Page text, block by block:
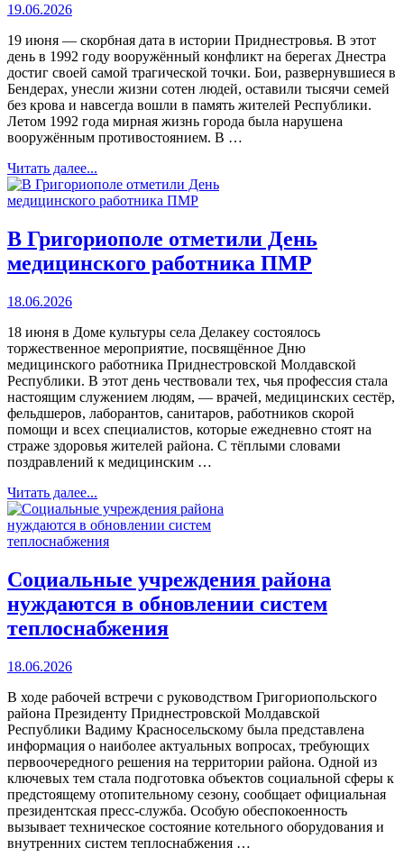
19.06.2026
19 июня — скорбная дата в истории Приднестровья. В этот
день в 1992 году вооружённый конфликт на берегах Днестра
достиг своей самой трагической точки. Бои, развернувшиеся в
Бендерах, унесли жизни сотен людей, оставили тысячи семей
без крова и навсегда вошли в память жителей Республики.
Летом 1992 года мирная жизнь города была нарушена
вооружённым противостоянием. В …
Читать далее...
В Григориополе отметили День
медицинского работника ПМР
18.06.2026
18 июня в Доме культуры села Делакеу состоялось
торжественное мероприятие, посвящённое Дню
медицинского работника Приднестровской Молдавской
Республики. В этот день чествовали тех, чья профессия стала
настоящим служением людям, — врачей, медицинских сестёр,
фельдшеров, лаборантов, санитаров, работников скорой
помощи и всех специалистов, которые ежедневно стоят на
страже здоровья жителей района. С тёплыми словами
поздравлений к медицинским …
Читать далее...
Социальные учреждения района
нуждаются в обновлении систем
теплоснабжения
18.06.2026
В ходе рабочей встречи с руководством Григориопольского
района Президенту Приднестровской Молдавской
Республики Вадиму Красносельскому была представлена
информация о наиболее актуальных вопросах, требующих
первоочередного решения на территории района. Одной из
ключевых тем стала подготовка объектов социальной сферы к
предстоящему отопительному сезону, сообщает официальная
президентская пресс-служба. Особую обеспокоенность
вызывает техническое состояние котельного оборудования и
внутренних систем теплоснабжения …